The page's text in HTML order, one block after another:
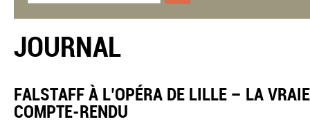
JOURNAL
FALSTAFF À L’OPÉRA DE LILLE – LA
COMPTE-RENDU